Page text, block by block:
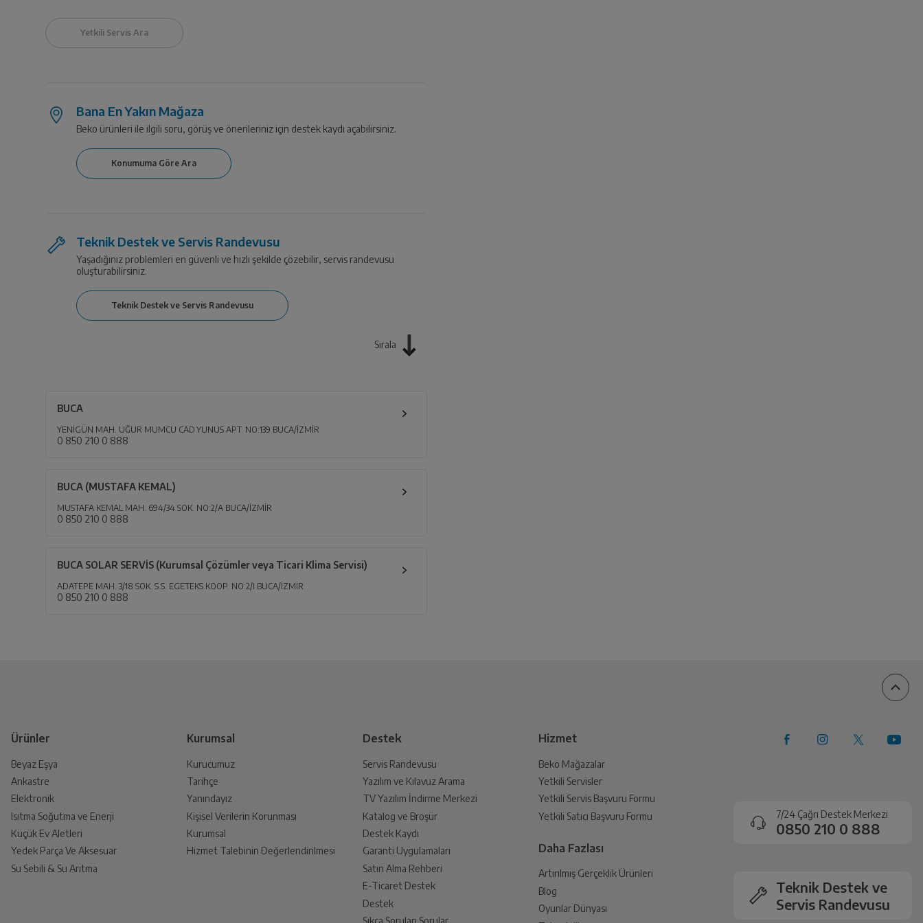
Bana En Yakın Mağaza
Beko ürünleri ile ilgili soru, görüş ve önerileriniz için destek kaydı açabilirsiniz.
Teknik Destek ve Servis Randevusu
Yaşadığınız problemleri en güvenli ve hızlı şekilde çözebilir, servis randevusu
oluşturabilirsiniz.
Sırala
BUCA
YENİGÜN MAH. UĞUR MUMCU CAD.YUNUS APT. NO:139 BUCA/İZMİR
0 850 210 0 888
BUCA (MUSTAFA KEMAL)
MUSTAFA KEMAL MAH. 694/34 SOK. NO:2/A BUCA/İZMİR
0 850 210 0 888
BUCA SOLAR SERVİS (Kurumsal Çözümler veya Ticari Klima Servisi)
ADATEPE MAH. 3/18 SOK. S.S. EGETEKS.KOOP. NO:2/I BUCA/İZMİR
0 850 210 0 888
Ürünler
Beyaz Eşya
Ankastre
Elektronik
Isıtma Soğutma ve Enerji
Küçük Ev Aletleri
Yedek Parça Ve Aksesuar
Su Sebili & Su Arıtma
Kurumsal
Kurucumuz
Tarihçe
Yanındayız
Kişisel Verilerin Korunması
Kurumsal
Hizmet Talebinin Değerlendirilmesi
Destek
Servis Randevusu
Yazılım ve Kılavuz Arama
TV Yazılım İndirme Merkezi
Katalog ve Broşür
Destek Kaydı
Garanti Uygulamaları
Satın Alma Rehberi
E-Ticaret Destek
Destek
Sıkça Sorulan Sorular
Hizmet
Beko Mağazalar
Yetkili Servisler
Yetkili Servis Başvuru Formu
Yetkili Satıcı Başvuru Formu
Daha Fazlası
Artırılmış Gerçeklik Ürünleri
Blog
Oyunlar Dünyası
7/24 Çağrı Destek Merkezi
0850 210 0 888
Teknik Destek ve
Servis Randevusu